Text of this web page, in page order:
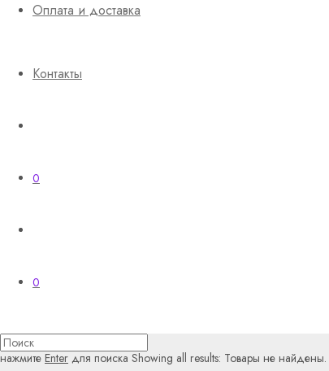
Оплата и доставка
Контакты
0
0
нажмите Enter для поиска Showing all results: Товары не найдены.